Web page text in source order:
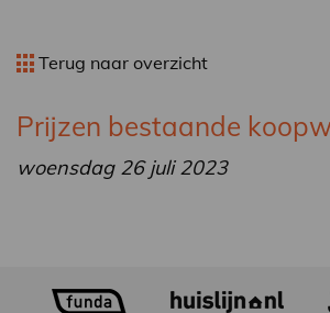
Terug naar overzicht
Prijzen bestaande
woensdag 26 juli 2023